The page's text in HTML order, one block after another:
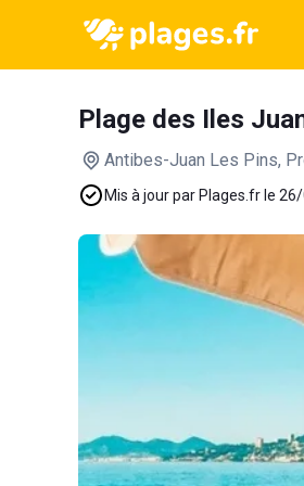
Plage des Iles
Antibes-Juan Les Pins,
Mis à jour par Plages.fr le